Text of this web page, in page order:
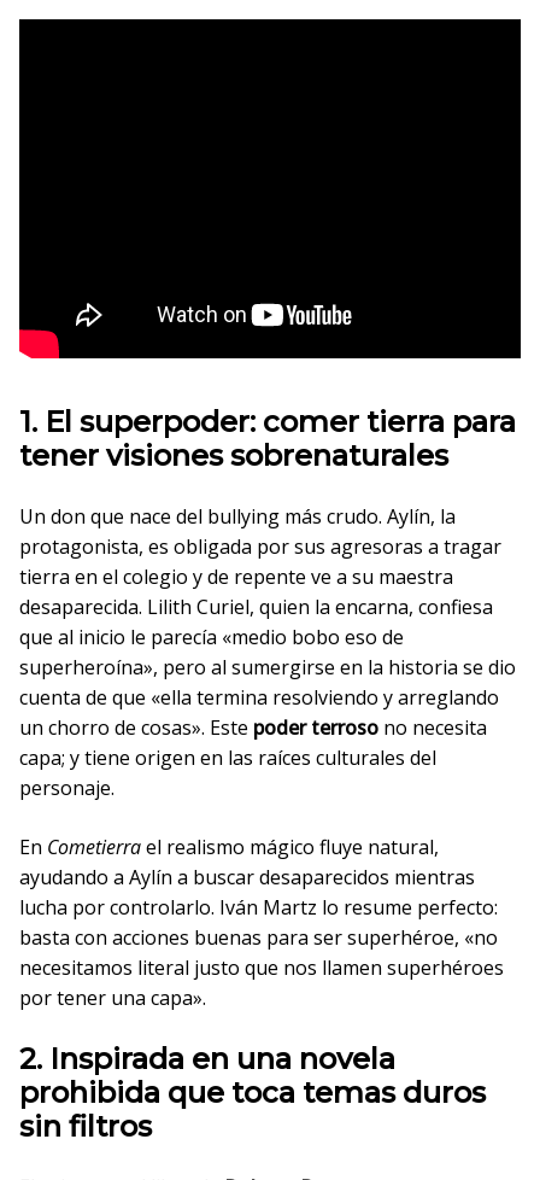
1. El superpoder: comer tierra para
tener visiones sobrenaturales
Un don que nace del bullying más crudo. Aylín, la
protagonista, es obligada por sus agresoras a tragar
tierra en el colegio y de repente ve a su maestra
desaparecida. Lilith Curiel, quien la encarna, confiesa
que al inicio le parecía «medio bobo eso de
superheroína», pero al sumergirse en la historia se dio
cuenta de que «ella termina resolviendo y arreglando
un chorro de cosas». Este poder terroso no necesita
capa; y tiene origen en las raíces culturales del
personaje.
En Cometierrael realismo mágico fluye natural,
ayudando a Aylín a buscar desaparecidos mientras
lucha por controlarlo. Iván Martz lo resume perfecto:
basta con acciones buenas para ser superhéroe, «no
necesitamos literal justo que nos llamen superhéroes
por tener una capa».
2. Inspirada en una novela
prohibida que toca temas duros
sin filtros